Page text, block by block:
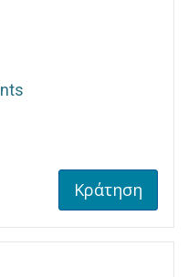
Κράτηση